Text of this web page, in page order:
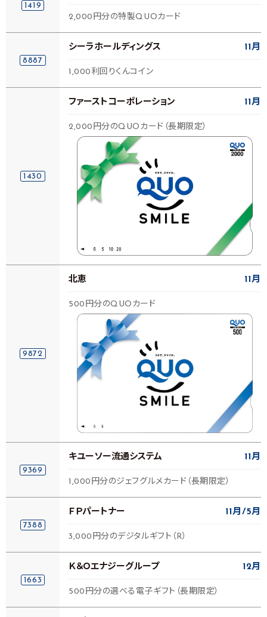
1419
2,000円分の特製QUOカード
8887
シーラホールディングス 11月
1,000利回りくんコイン
1430
ファーストコーポレーション 11月
2,000円分のQUOカード（長期限定）
9872
北恵 11月
500円分のQUOカード
9369
キユーソー流通システム 11月
1,000円分のジェフグルメカード（長期限定）
7388
ＦＰパートナー 11月 5月
3,000円分のデジタルギフト（R）
1663
Ｋ＆Ｏエナジーグループ 12月
500円分の選べる電子ギフト（長期限定）